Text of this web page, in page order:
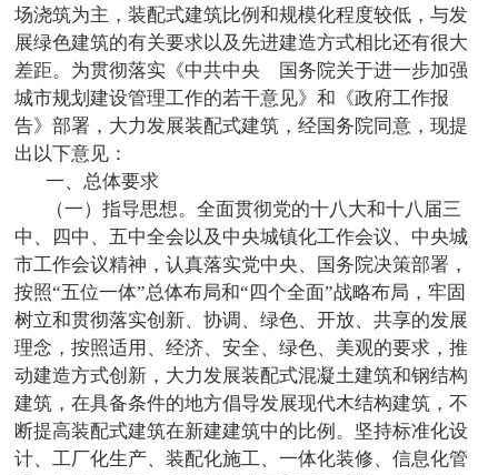
场浇筑为主，装配式建筑比例和规模化程度较低，与发
展绿色建筑的有关要求以及先进建造方式相比还有很大
差距。为贯彻落实《中共中央 国务院关于进一步加强
城市规划建设管理工作的若干意见》和《政府工作报
告》部署，大力发展装配式建筑，经国务院同意，现提
出以下意见：
一、总体要求
（一）指导思想。全面贯彻党的十八大和十八届三
中、四中、五中全会以及中央城镇化工作会议、中央城
市工作会议精神，认真落实党中央、国务院决策部署，
按照“五位一体”总体布局和“四个全面”战略布局，牢固
树立和贯彻落实创新、协调、绿色、开放、共享的发展
理念，按照适用、经济、安全、绿色、美观的要求，推
动建造方式创新，大力发展装配式混凝土建筑和钢结构
建筑，在具备条件的地方倡导发展现代木结构建筑，不
断提高装配式建筑在新建建筑中的比例。坚持标准化设
计、工厂化生产、装配化施工、一体化装修、信息化管